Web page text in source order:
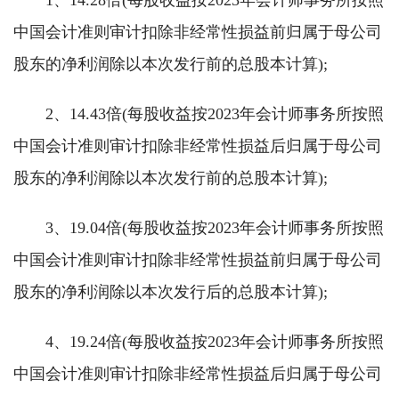
中国会计准则审计扣除非经常性损益前归属于母公司
股东的净利润除以本次发行前的总股本计算);
2、14.43倍(每股收益按2023年会计师事务所按照
中国会计准则审计扣除非经常性损益后归属于母公司
股东的净利润除以本次发行前的总股本计算);
3、19.04倍(每股收益按2023年会计师事务所按照
中国会计准则审计扣除非经常性损益前归属于母公司
股东的净利润除以本次发行后的总股本计算);
4、19.24倍(每股收益按2023年会计师事务所按照
中国会计准则审计扣除非经常性损益后归属于母公司